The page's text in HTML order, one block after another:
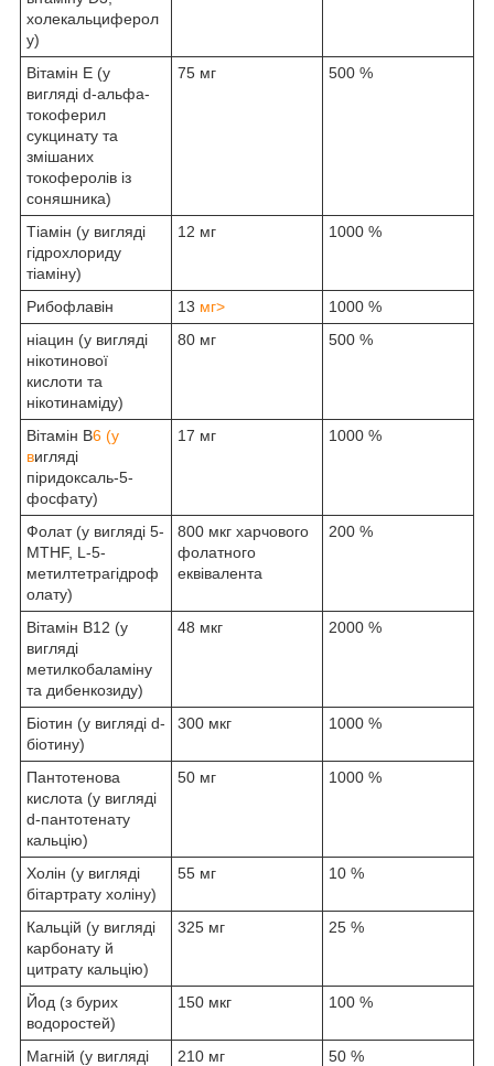
холекальциферол
у)
Вітамін E (у
вигляді d-альфа-
токоферил
сукцинату та
змішаних
токоферолів із
соняшника)
75 мг 500 %
Тіамін (у вигляді
гідрохлориду
тіаміну)
12 мг 1000 %
Рибофлавін 13 мг>
1000 %
ніацин (у вигляді
нікотинової
кислоти та
нікотинаміду)
80 мг 500 %
Вітамін B6 (у
вигляді
піридоксаль-5-
фосфату)
17 мг 1000 %
Фолат (у вигляді 5-
MTHF, L-5-
метилтетрагідроф
олату)
800 мкг харчового
фолатного
еквівалента
200 %
Вітамін B12 (у
вигляді
метилкобаламіну
та дибенкозиду)
48 мкг 2000 %
Біотин (у вигляді d-
біотину)
300 мкг 1000 %
Пантотенова
кислота (у вигляді
d-пантотенату
кальцію)
50 мг 1000 %
Холін (у вигляді
бітартрату холіну)
55 мг 10 %
Кальцій (у вигляді
карбонату й
цитрату кальцію)
325 мг 25 %
Йод (з бурих
водоростей)
150 мкг 100 %
Магній (у вигляді
210 мг 50 %